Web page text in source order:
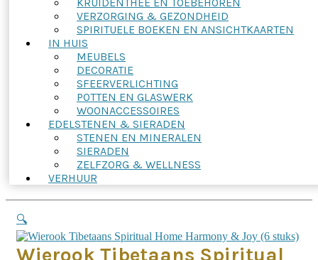
VERZORGING & GEZONDHEID
SPIRITUELE BOEKEN EN ANSICHTKAARTEN
IN HUIS
MEUBELS
DECORATIE
SFEERVERLICHTING
POTTEN EN GLASWERK
WOONACCESSOIRES
EDELSTENEN & SIERADEN
STENEN EN MINERALEN
SIERADEN
ZELFZORG & WELLNESS
VERHUUR
🔍
Wierook Tibetaans Spiritual